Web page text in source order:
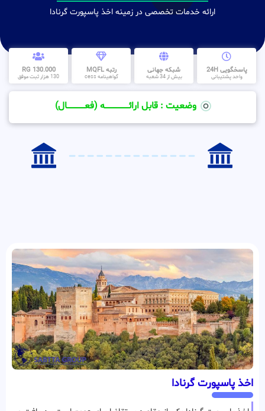
ارائه خدمات تخصصی در زمینه اخذ پاسپورت گرنادا
پاسخگویی 24H
واحد پشتیبانی
شبکه جهانی
بیش از 34 شعبه
رتبه MQFL
گواهینامه cess
130.000 RG
130 هزار ثبت موفق
وضعیت : قابل ارائــــــــــــــــــــه (فعـــــــــــــــال)
اخذ پاسپورت گرنادا